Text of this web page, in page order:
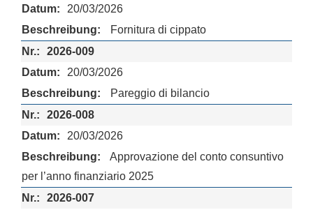
20/03/2026
Fornitura di cippato
2026-009
20/03/2026
Pareggio di bilancio
2026-008
20/03/2026
Approvazione del conto consuntivo
per l’anno finanziario 2025
2026-007